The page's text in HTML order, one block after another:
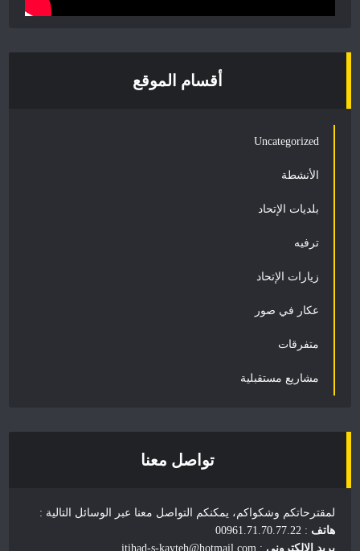
أقسام الموقع
Uncategorized
الأنشطة
بلديات الإتحاد
ترفيه
زيارات الإتحاد
عكار في صور
متفرقات
مشاريع مستقبلية
تواصل معنا
لمقترحاتكم وشكواكم، يمكنكم التواصل معنا عبر الوسائل التالية :
هاتف : 00961.71.70.77.22
بريد الالكتروني : itihad-s-kayteh@hotmail.com